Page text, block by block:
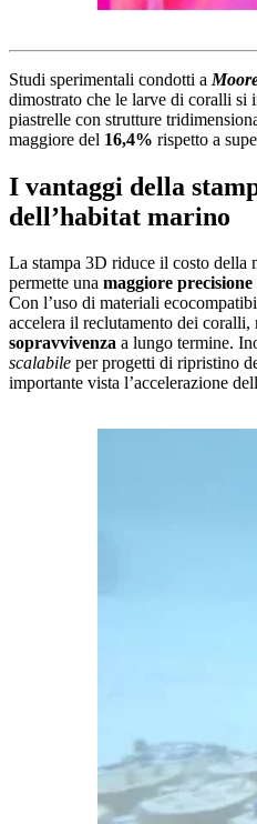
Studi sperimentali condotti a
dimostrato che le larve di coralli si
piastrelle con strutture
maggiore del 16,4% rispetto a
I vantaggi della
dell’habitat marino
La stampa 3D riduce il costo della
permette una maggiore precisione
Con l’uso di materiali
accelera il reclutamento dei coralli,
sopravvivenza a lungo termine.
scalabile per progetti di ripristino
importante vista l’accelerazione